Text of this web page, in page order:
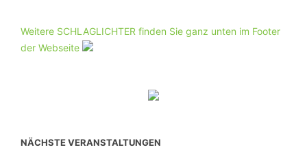
Weitere SCHLAGLICHTER finden Sie ganz unten im Footer
der Webseite
NÄCHSTE VERANSTALTUNGEN